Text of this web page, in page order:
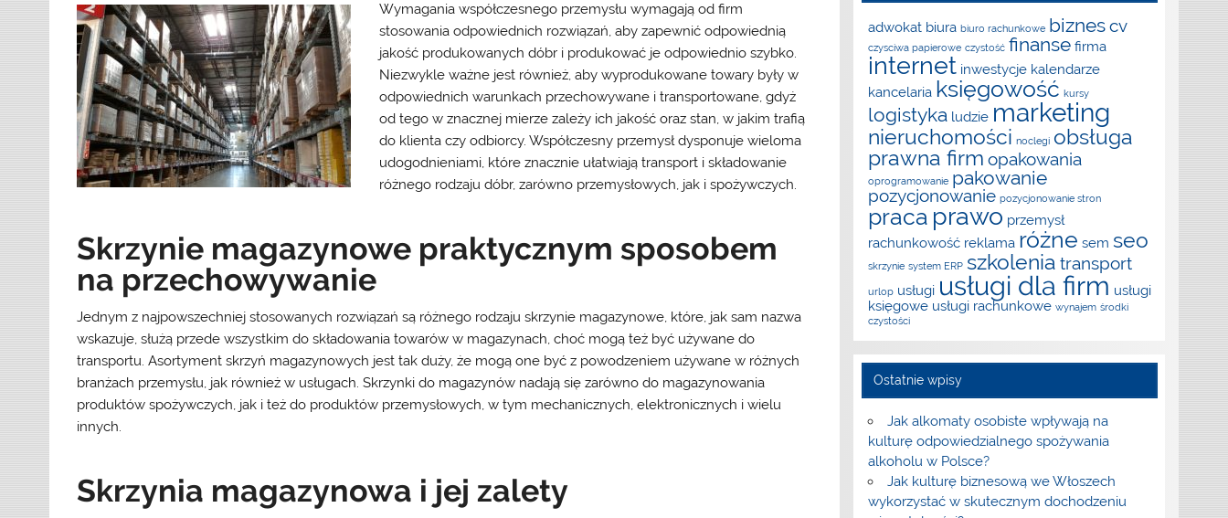
Wymagania współczesnego przemysłu wymagają od firm
stosowania odpowiednich rozwiązań, aby zapewnić odpowiednią
jakość produkowanych dóbr i produkować je odpowiednio szybko.
Niezwykle ważne jest również, aby wyprodukowane towary były w
odpowiednich warunkach przechowywane i transportowane, gdyż
od tego w znacznej mierze zależy ich jakość oraz stan, w jakim trafią
do klienta czy odbiorcy. Współczesny przemysł dysponuje wieloma
udogodnieniami, które znacznie ułatwiają transport i składowanie
różnego rodzaju dóbr, zarówno przemysłowych, jak i spożywczych.
Skrzynie magazynowe praktycznym sposobem
na przechowywanie
Jednym z najpowszechniej stosowanych rozwiązań są różnego rodzaju skrzynie magazynowe, które, jak sam nazwa
wskazuje, służą przede wszystkim do składowania towarów w magazynach, choć mogą też być używane do
transportu. Asortyment skrzyń magazynowych jest tak duży, że mogą one być z powodzeniem używane w różnych
branżach przemysłu, jak również w usługach. Skrzynki do magazynów nadają się zarówno do magazynowania
produktów spożywczych, jak i też do produktów przemysłowych, w tym mechanicznych, elektronicznych i wielu
innych.
Skrzynia magazynowa i jej zalety
adwokat biura biuro rachunkowe biznescv
czysciwa papierowe czystość finanse firma
internet inwestycje kalendarze
kancelaria księgowość kursy
logistyka ludzie marketing
nieruchomości noclegi obsługa
prawna firm opakowania
oprogramowanie pakowanie
pozycjonowanie pozycjonowanie stron
praca prawo przemysł
rachunkowość reklama różne sem seo
skrzynie system ERP szkolenia transport
urlop usługi usługi dla firm usługi
księgowe usługi rachunkowe wynajem środki
czystości
Ostatnie wpisy
Jak alkomaty osobiste wpływają na
kulturę odpowiedzialnego spożywania
alkoholu w Polsce?
Jak kulturę biznesową we Włoszech
wykorzystać w skutecznym dochodzeniu